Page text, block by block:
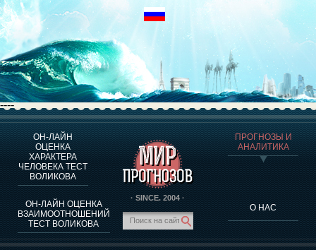
----
ОН-ЛАЙН
ОЦЕНКА
ХАРАКТЕРА
ЧЕЛОВЕКА ТЕСТ
ВОЛИКОВА
ОН-ЛАЙН ОЦЕНКА
ВЗАИМООТНОШЕНИЙ
ТЕСТ ВОЛИКОВА
· SINCE. 2004 ·
ПРОГНОЗЫ И
АНАЛИТИКА
О НАС
О ПРОГРАММЕ
ОЦЕНКА ХАРАКТЕРA ЧЕЛОВЕКА
ОЦЕНКА ХАРАКТЕРА ВЫДАЮЩИХСЯ ЛИЧНОСТЕЙ
О ПРОГРАММЕ
ТЕСТ НА СОВМЕСТИМОСТЬ ВОЛИКОВА
ПРОГНОЗЫ И АНАЛИТИКА